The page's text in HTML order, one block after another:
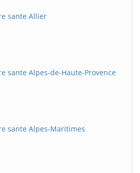
sante Allier
sante Alpes-de-Haute-Provence
sante Alpes-Maritimes